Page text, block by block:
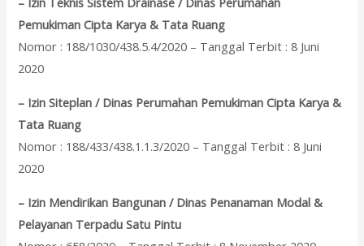
Pemukiman Cipta Karya & Tata Ruang
Nomor : 188/1030/438.5.4/2020 – Tanggal Terbit : 8 Juni
2020
– Izin Siteplan / Dinas Perumahan Pemukiman Cipta Karya &
Tata Ruang
Nomor : 188/433/438.1.1.3/2020 – Tanggal Terbit : 8 Juni
2020
– Izin Mendirikan Bangunan / Dinas Penanaman Modal &
Pelayanan Terpadu Satu Pintu